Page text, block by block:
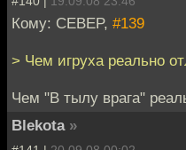
Кому: CEBEP, #139
> Чем игруха реально
Чем "В тылу врага"
Blekota »